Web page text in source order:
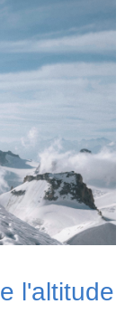
l'altitude